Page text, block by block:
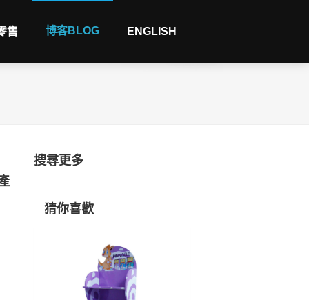
售 博客BLOG ENGLISH
搜尋更多
猜你喜歡